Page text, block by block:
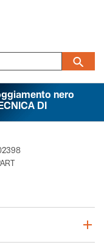
nero
DI